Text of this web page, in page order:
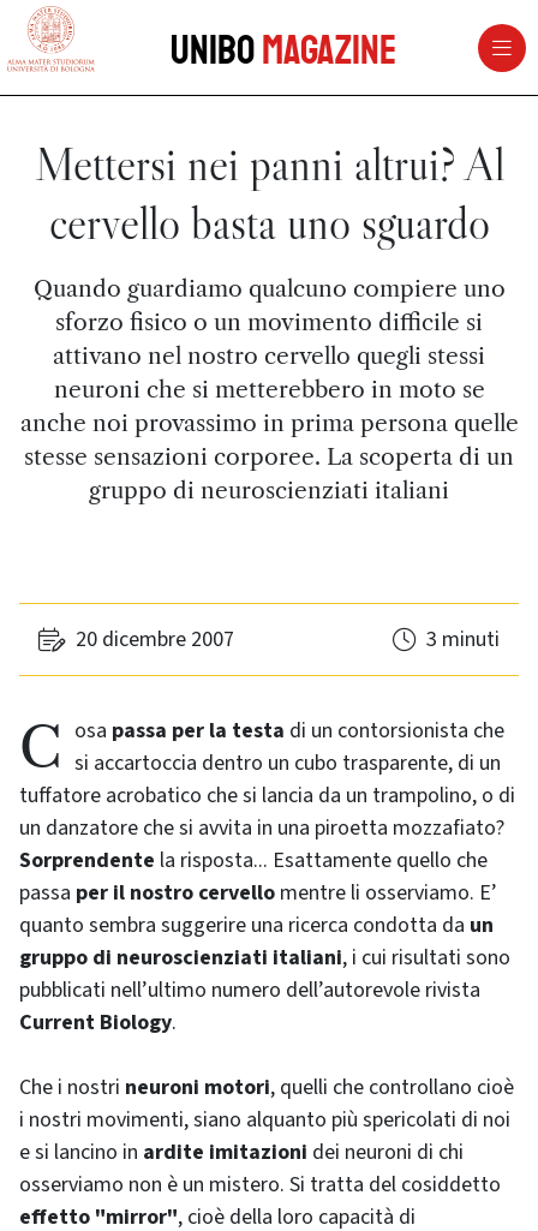
vai al contenuto della pagina
UniboMagazine
Mettersi nei panni altrui? Al
cervello basta uno sguardo
Quando guardiamo qualcuno compiere uno
sforzo fisico o un movimento difficile si
attivano nel nostro cervello quegli stessi
neuroni che si metterebbero in moto se
anche noi provassimo in prima persona quelle
stesse sensazioni corporee. La scoperta di un
gruppo di neuroscienziati italiani
20 dicembre 2007 3 minuti
Cosa passa per la testa di un contorsionista che
si accartoccia dentro un cubo trasparente, di un
tuffatore acrobatico che si lancia da un trampolino, o di
un danzatore che si avvita in una piroetta mozzafiato?
Sorprendente la risposta... Esattamente quello che
passa per il nostro cervello mentre li osserviamo. E’
quanto sembra suggerire una ricerca condotta da un
gruppo di neuroscienziati italiani, i cui risultati sono
pubblicati nell’ultimo numero dell’autorevole rivista
Current Biology.
Che i nostri neuroni motori, quelli che controllano cioè
i nostri movimenti, siano alquanto più spericolati di noi
e si lancino in ardite imitazioni dei neuroni di chi
osserviamo non è un mistero. Si tratta del cosiddetto
effetto "mirror", cioè della loro capacità di